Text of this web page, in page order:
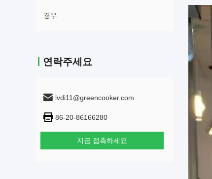
경우
연락주세요
lvdi11@greencooker.com
86-20-86166280
지금 접촉하세요